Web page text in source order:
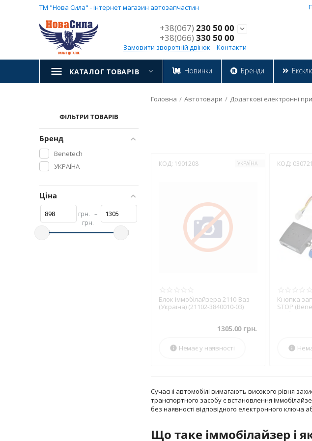
ТМ "Нова Сила" - інтернет магазин автозапчастин
+38(067) 230 50 00
+38(066) 330 50 00

Замовити зворотній двінок Контакти
КАТАЛОГ ТОВАРІВ Новинки Бренди
ФІЛЬТРИ ТОВАРІВ
Бренд
Benetech
УКРАЇНА
Ціна
грн. –
грн.
Головна / Автотовари / Додаткові електронні
КОД: 1901208 УКРАЇНА
Блок іммобілайзера 2110-Ваз
(Україна) (21102-3840010-03)
1305.00 грн.
Немає у наявності

КОД:
Кнопка
STOP

Сучасні автомобілі вимагають високого рівня
транспортного засобу є встановлення
без наявності відповідного електронного ключа
Що таке іммобілайзер і